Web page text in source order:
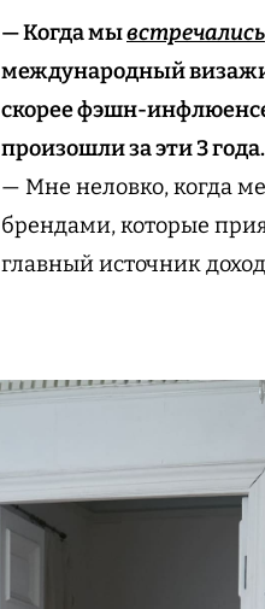
— Когда мывстречались
международный
скорее фэшн-
произошли за эти 3 года.
— Мне неловко, когда
брендами, которые
главный источник